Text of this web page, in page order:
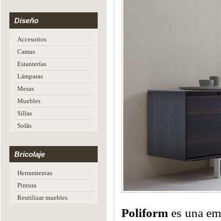
Diseño
Accesorios
Camas
Estanterías
Lámparas
Mesas
Muebles
Sillas
Sofás
Bricolaje
Herramientas
Pintura
Reutilizar muebles
Poliform es una